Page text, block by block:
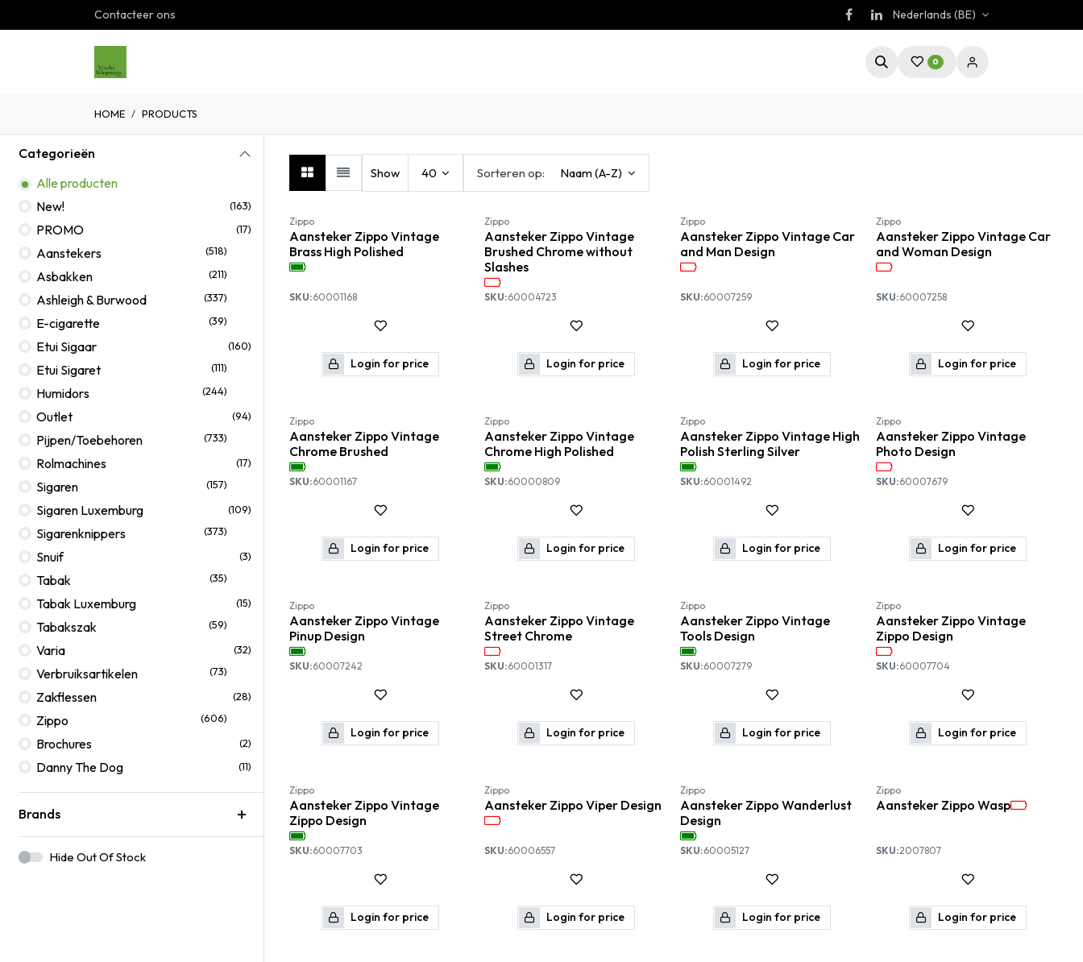
Overslaan naar inhoudContacteer ons Nederlands (BE)
0
HOME PRODUCTS
Categorieën
Alle producten
New!
(163)
PROMO (17)
Aanstekers (518)
Asbakken (211)
Ashleigh & Burwood (337)
E-cigarette (39)
Etui Sigaar (160)
Etui Sigaret (111)
Humidors (244)
Outlet (94)
Pijpen/Toebehoren (733)
Rolmachines (17)
Sigaren (157)
Sigaren Luxemburg (109)
Sigarenknippers (373)
Snuif (3)
Tabak (35)
Tabak Luxemburg (15)
Tabakszak (59)
Varia (32)
Verbruiksartikelen (73)
Zakflessen (28)
Zippo (606)
Brochures (2)
Danny The Dog (11)
Brands
Hide Out Of Stock
Sorteren op: Naam (A-Z)
Show 40
Zippo
Aansteker Zippo Vintage
Brass High Polished
SKU:60001168
Login for price
Zippo
Aansteker Zippo Vintage
Brushed Chrome without
Slashes
SKU:60004723
Login for price
Zippo
Aansteker Zippo Vintage Car
and Man Design
SKU:60007259
Login for price
Zippo
Aansteker Zippo Vintage Car
and Woman Design
SKU:60007258
Login for price
Zippo
Aansteker Zippo Vintage
Chrome Brushed
SKU:60001167
Login for price
Zippo
Aansteker Zippo Vintage
Chrome High Polished
SKU:60000809
Login for price
Zippo
Aansteker Zippo Vintage High
Polish Sterling Silver
SKU:60001492
Login for price
Nieuw!
Zippo
Aansteker Zippo Vintage
Photo Design
SKU:60007679
Login for price
Zippo
Aansteker Zippo Vintage
Pinup Design
SKU:60007242
Login for price
Zippo
Aansteker Zippo Vintage
Street Chrome
SKU:60001317
Login for price
Zippo
Aansteker Zippo Vintage
Tools Design
SKU:60007279
Login for price
Nieuw!
Zippo
Aansteker Zippo Vintage
Zippo Design
SKU:60007704
Login for price
Nieuw!
Zippo
Aansteker Zippo Vintage
Zippo Design
SKU:60007703
Login for price
Zippo
Aansteker Zippo Viper Design
SKU:60006557
Login for price
-10%
Zippo
Aansteker Zippo Wanderlust
Design
SKU:60005127
Login for price
Zippo
Aansteker Zippo Wasp
SKU:2007807
Login for price